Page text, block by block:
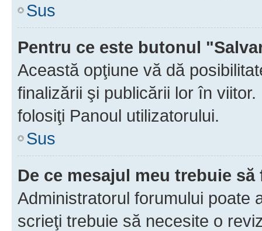
Sus
Pentru ce este butonul
Această opţiune vă dă
finalizării şi publicării lor în
folosiţi Panoul utilizatorului.
Sus
De ce mesajul meu trebuie
Administratorul forumului poate
scrieţi trebuie să necesite o